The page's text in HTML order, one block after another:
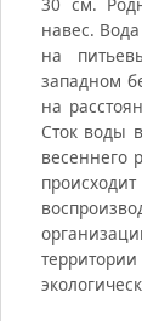
навес.
на
западном
на
Сток воды
весеннего